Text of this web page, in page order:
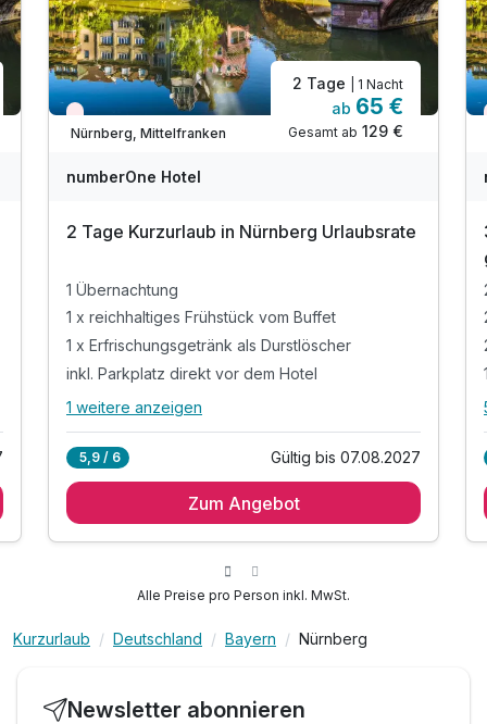
Nur noch Restplätze
Nürnberg, Mittelfranken
2 Tage | 1 Nacht
ab 65 €
Gesamt ab 129 €
numberOne Hotel
2 Tage Kurzurlaub in Nürnberg Urlaubsrate
1 Übernachtung
1 x reichhaltiges Frühstück vom Buffet
1 x Erfrischungsgetränk als Durstlöscher
inkl. Parkplatz direkt vor dem Hotel
Alle Inklusivleistungen
1 x reichhaltiges Frühstück vom Buffet
inkl. WLAN
1 weitere anzeigen
5,9 / 6 Gültig bis 07.08.2027
Zum Angebot
Alle Preise pro Person inkl. MwSt.
Kurzurlaub Deutschland Bayern Nürnberg
Newsletter abonnieren